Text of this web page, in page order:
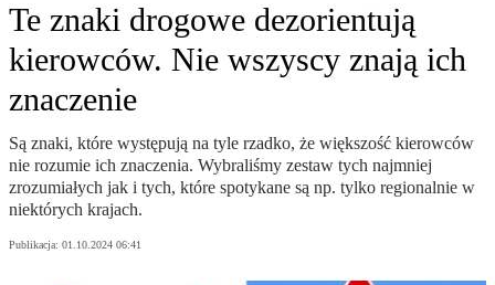
Te znaki drogowe dezorientują
kierowców. Nie wszyscy znają ich
znaczenie
Są znaki, które występują na tyle rzadko, że większość kierowców
nie rozumie ich znaczenia. Wybraliśmy zestaw tych najmniej
zrozumiałych jak i tych, które spotykane są np. tylko regionalnie w
niektórych krajach.
Publikacja: 01.10.2024 06:41